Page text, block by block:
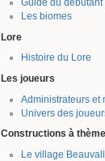
Guide du débutant
Les biomes
Lore
Histoire du Lore
Les joueurs
Administrateurs et
Univers des
Constructions à
Le village